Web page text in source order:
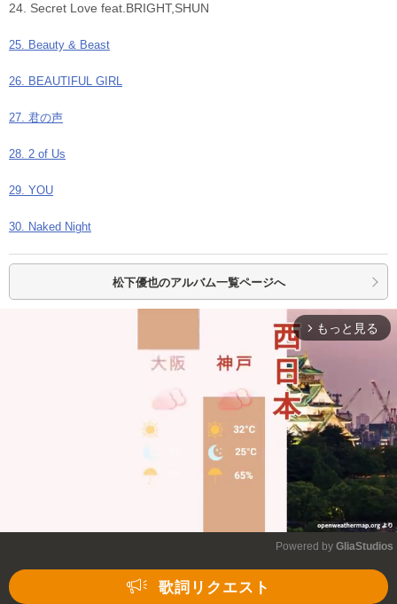
24. Secret Love feat.BRIGHT,SHUN
25. Beauty & Beast
26. BEAUTIFUL GIRL
27. 君の声
28. 2 of Us
29. YOU
30. Naked Night
松下優也のアルバム一覧ページへ
arrow_forward_ios もっと見る
Powered by GliaStudios
歌詞リクエスト